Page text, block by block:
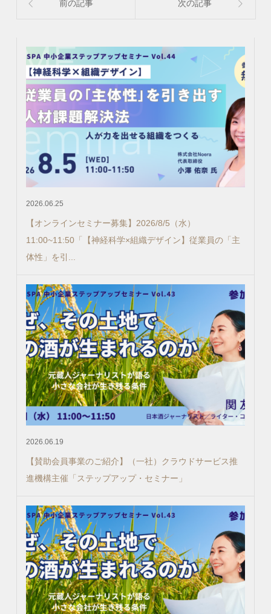
前の記事 次の記事
2026.06.25
【オンラインセミナー募集】2026/8/5（水）
11:00~11:50「【神経科学×組織デザイン】従業員の「主
体性」を引...
2026.06.19
【賛助会員事業のご紹介】（一社）クラウドサービス推
進機構主催「ステップアップ・セミナー」